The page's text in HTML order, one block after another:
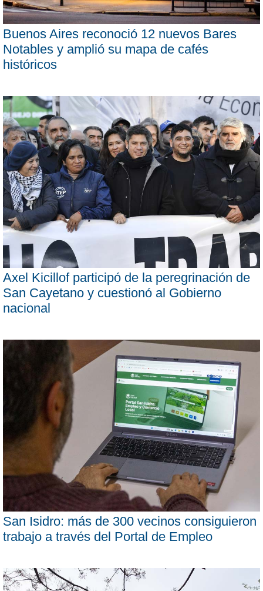
Buenos Aires reconoció 12 nuevos Bares
Notables y amplió su mapa de cafés
históricos
Axel Kicillof participó de la peregrinación de
San Cayetano y cuestionó al Gobierno
nacional
San Isidro: más de 300 vecinos consiguieron
trabajo a través del Portal de Empleo